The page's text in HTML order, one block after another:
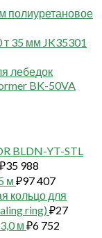
полиуретановое
35 мм JK35301
лебедок
BK-50VA
BLDN-YT-STL
₽35 988
м ₽97 407
кольцо для
ring) ₽27
м ₽6 752